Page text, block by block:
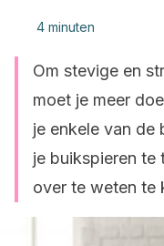
4 minuten
Om stevige en
moet je meer
je enkele van de
je buikspieren te
over te weten te